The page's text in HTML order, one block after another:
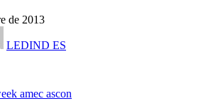
de 2013
LEDIND ES